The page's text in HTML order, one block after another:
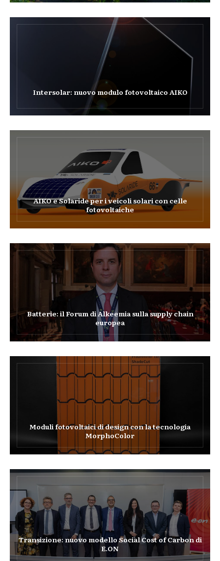
Intersolar: nuovo modulo fotovoltaico AIKO
AIKO e Solaride per i veicoli solari con celle
fotovoltaiche
Batterie: il Forum di Alkeemia sulla supply chain
europea
Moduli fotovoltaici di design con la tecnologia
MorphoColor
Transizione: nuovo modello Social Cost of Carbon di
E.ON